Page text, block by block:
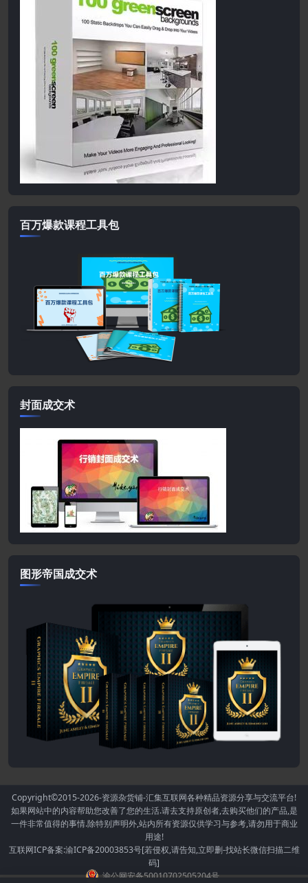
百万爆款课程工具包
封面成交术
图形帝国成交术
Copyright©2015-2026-资源杂货铺-汇集互联网各种精品资源分享与交流平台!
如果网站中的内容帮助您改善了您的生活.请去支持原创者,去购买他们的产品,是
一件非常值得的事情.除特别声明外,站内所有资源仅供学习与参考,请勿用于商业
用途!
互联网ICP备案:渝ICP备20003853号[若侵权,请告知,立即删-找站长微信扫描二维
码]
渝公网安备50010702505204号